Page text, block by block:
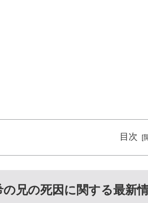
目次
の兄の死因に関する最新